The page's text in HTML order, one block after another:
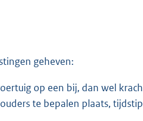
geheven:
op een bij, dan wel
te bepalen plaats,